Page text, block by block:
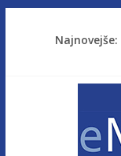
Najnovejše: